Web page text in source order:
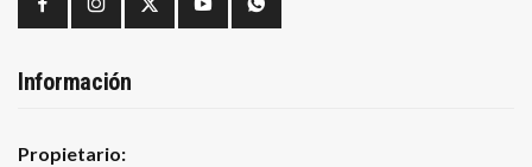
Información
Propietario: